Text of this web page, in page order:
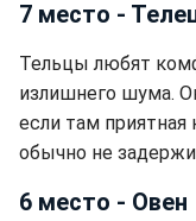
7 место -
Тельцы любят
излишнего шума.
если там приятная
обычно не
6 место - Овен